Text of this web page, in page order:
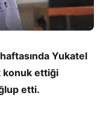
Yukatel
konuk ettiği
etti.